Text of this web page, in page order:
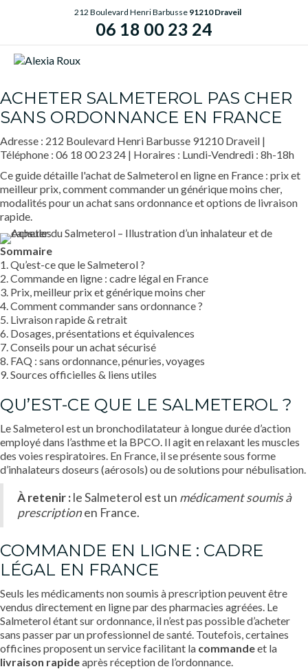
212 Boulevard Henri Barbusse 91210 Draveil
06 18 00 23 24
ACHETER SALMETEROL PAS CHER
SANS ORDONNANCE EN FRANCE
Adresse : 212 Boulevard Henri Barbusse 91210 Draveil |
Téléphone : 06 18 00 23 24 | Horaires : Lundi-Vendredi : 8h-18h
Ce guide détaille l'achat de Salmeterol en ligne en France : prix et
meilleur prix, comment commander un générique moins cher,
modalités pour un achat sans ordonnance et options de livraison
rapide.
Sommaire
1. Qu’est-ce que le Salmeterol ?
2. Commande en ligne : cadre légal en France
3. Prix, meilleur prix et générique moins cher
4. Comment commander sans ordonnance ?
5. Livraison rapide & retrait
6. Dosages, présentations et équivalences
7. Conseils pour un achat sécurisé
8. FAQ : sans ordonnance, pénuries, voyages
9. Sources officielles & liens utiles
QU’EST-CE QUE LE SALMETEROL ?
Le Salmeterol est un bronchodilatateur à longue durée d’action
employé dans l’asthme et la BPCO. Il agit en relaxant les muscles
des voies respiratoires. En France, il se présente sous forme
d’inhalateurs doseurs (aérosols) ou de solutions pour nébulisation.
À retenir :le Salmeterol est un médicament soumis à
prescriptionen France.
COMMANDE EN LIGNE : CADRE
LÉGAL EN FRANCE
Seuls les médicaments non soumis à prescription peuvent être
vendus directement en ligne par des pharmacies agréées. Le
Salmeterol étant sur ordonnance, il n’est pas possible d’acheter
sans passer par un professionnel de santé. Toutefois, certaines
officines proposent un service facilitant la commandeet la
livraison rapideaprès réception de l’ordonnance.